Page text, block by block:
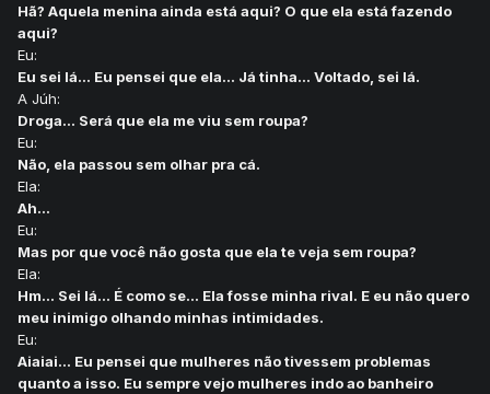
Hã? Aquela menina ainda está aqui? O que ela está fazendo
aqui?
Eu:
Eu sei lá... Eu pensei que ela... Já tinha... Voltado, sei lá.
A Júh:
Droga... Será que ela me viu sem roupa?
Eu:
Não, ela passou sem olhar pra cá.
Ela:
Ah...
Eu:
Mas por que você não gosta que ela te veja sem roupa?
Ela:
Hm... Sei lá... É como se... Ela fosse minha rival. E eu não quero
meu inimigo olhando minhas intimidades.
Eu:
Aiaiai... Eu pensei que mulheres não tivessem problemas
quanto a isso. Eu sempre vejo mulheres indo ao banheiro